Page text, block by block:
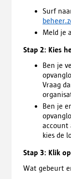
Surf
Meld je
Stap 2: Kies
Ben je
Vraag
Ben je
account
kies de
Stap 3: Klik
Wat gebeurt